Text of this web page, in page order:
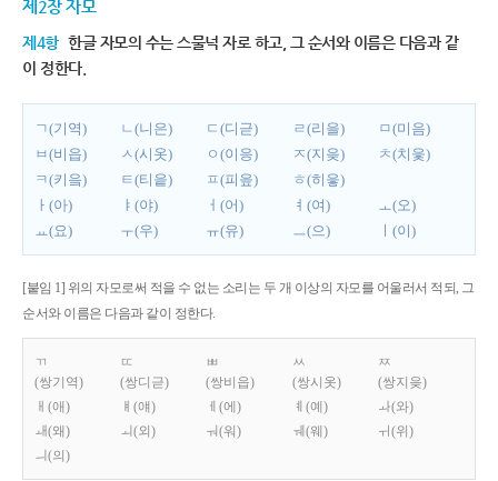
제2장 자모
제4항 한글 자모의 수는 스물넉 자로 하고, 그 순서와 이름은 다음과 같
이 정한다.
ㄱ(기역) ㄴ(니은) ㄷ(디귿) ㄹ(리을)
ㅁ(미음)
ㅂ(비읍)
ㅅ(시옷) ㅇ(이응) ㅈ(지읒)
ㅊ(치읓)
ㅋ(키읔)
ㅌ(티읕) ㅍ(피읖)
ㅎ(히읗)
ㅏ(아)
ㅑ(야) ㅓ(어) ㅕ(여)
ㅗ(오)
ㅛ(요)
ㅜ(우) ㅠ(유) ㅡ(으) ㅣ(이)
[붙임 1] 위의 자모로써 적을 수 없는 소리는 두 개 이상의 자모를 어울러서 적되, 그
순서와 이름은 다음과 같이 정한다.
ㄲ
(쌍기역)
ㄸ
(쌍디귿)
ㅃ
(쌍비읍)
ㅆ
(쌍시옷)
ㅉ
(쌍지읒)
ㅐ(애)
ㅒ(얘) ㅔ(에) ㅖ(예)
ㅘ(와)
ㅙ(왜)
ㅚ(외) ㅝ(워) ㅞ(웨)
ㅟ(위)
ㅢ(의)